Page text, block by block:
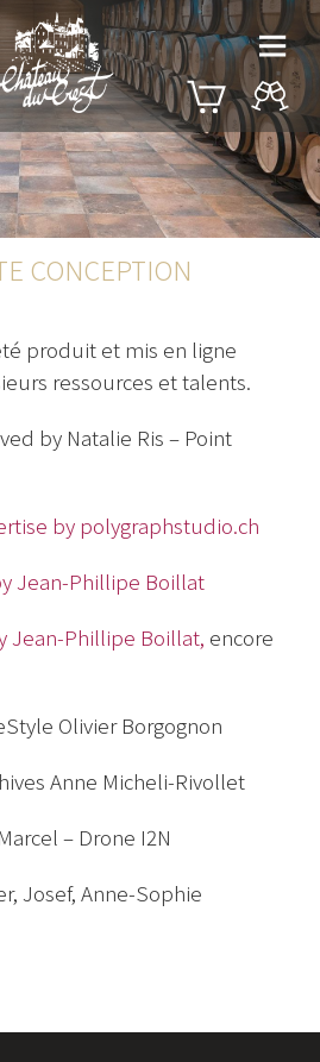
CONCEPTION
produit et mis en ligne
ressources et talents.
by Natalie Ris – Point
by polygraphstudio.ch
Jean-Phillipe Boillat
Jean-Phillipe Boillat, encore
Olivier Borgognon
Anne Micheli-Rivollet
– Drone I2N
Josef, Anne-Sophie